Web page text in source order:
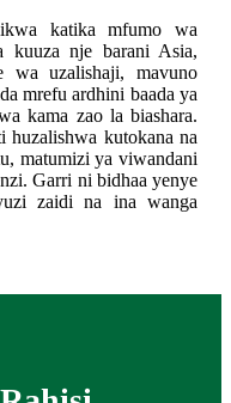
katika mfumo wa
kuuza nje barani Asia,
wa uzalishaji, mavuno
mrefu ardhini baada ya
kama zao la biashara.
kutokana na
matumizi ya viwandani
Garri ni bidhaa yenye
zaidi na ina wanga